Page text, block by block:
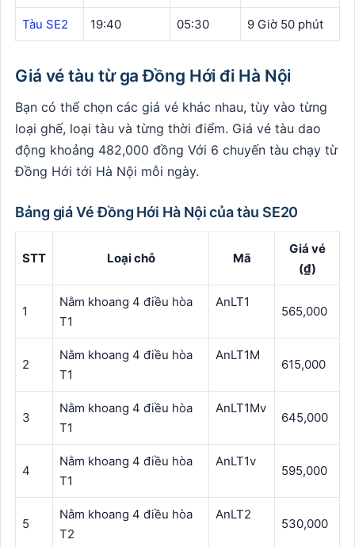
Tàu SE2 19:40 05:30 9 Giờ 50 phút
Giá vé tàu từ ga Đồng Hới đi Hà Nội
Bạn có thể chọn các giá vé khác nhau, tùy vào từng
loại ghế, loại tàu và từng thời điểm. Giá vé tàu dao
động khoảng 482,000 đồng Với 6 chuyến tàu chạy từ
Đồng Hới tới Hà Nội mỗi ngày.
Bảng giá Vé Đồng Hới Hà Nội của tàu SE20
STT Loại chỗ Mã
Giá vé
(₫)
1
Nằm khoang 4 điều hòa
T1
AnLT1
565,000
2
Nằm khoang 4 điều hòa
T1
AnLT1M
615,000
3
Nằm khoang 4 điều hòa
T1
AnLT1Mv
645,000
4
Nằm khoang 4 điều hòa
T1
AnLT1v
595,000
5
Nằm khoang 4 điều hòa
T2
AnLT2
530,000